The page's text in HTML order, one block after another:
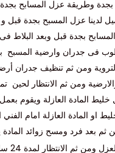
وطريقة عزل المسابح بجدة
لدينا عزل المسبح بجدة
بجدة قبل وبعد
فى جدران وارضية المسبح
ومن ثم تنظيف جدران
ومن ثم الانتظار لحين
المادة العازلة ويقوم بعمل
او المادة العازلة امام
ثم بعد فرد ومسح زوائد
لين الجفاف التام وتعبئة المسبح بجدة مرة اخرة وكأنها أشياء لم